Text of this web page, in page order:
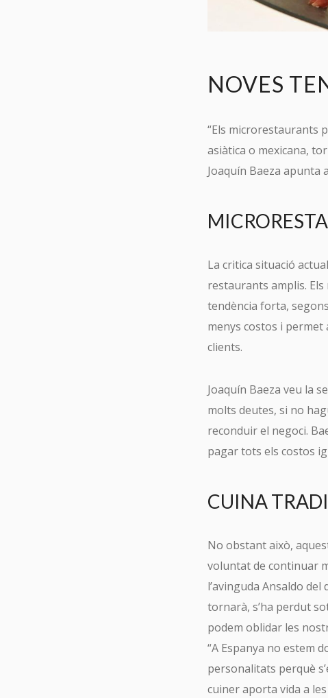
Tu
He
NOVES
“Els microrestaurants
asiàtica o mexicana,
Joaquín Baeza apunta
La critica situació
restaurants amplis.
tendència forta,
menys costos i
clients.
Joaquín Baeza veu la
molts deutes, si no
reconduir el negoci.
pagar tots els costos
CUINA
No obstant això,
voluntat de continuar
l’avinguda Ansaldo
tornarà, s’ha perdut
podem oblidar les
“A Espanya no estem
personalitats perquè
cuiner aporta vida a